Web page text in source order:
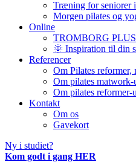
Træning for seniorer
Morgen pilates og
Online
TROMBORG PLUS
🌞 Inspiration til din
Referencer
Om Pilates
Om pilates matwork-
Om pilates reformer-
Kontakt
Om os
Gavekort
Ny i studiet?
Kom godt i gang HER